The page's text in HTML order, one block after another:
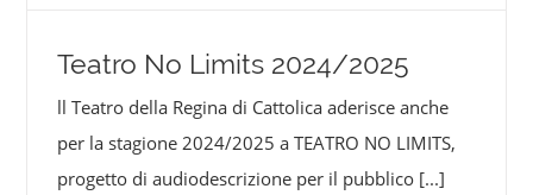
Teatro No Limits 2024/2025
ll Teatro della Regina di Cattolica aderisce anche
per la stagione 2024/2025 a TEATRO NO LIMITS,
progetto di audiodescrizione per il pubblico [...]